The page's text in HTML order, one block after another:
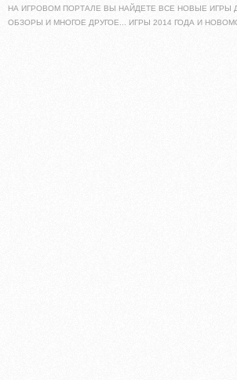
НА ИГРОВОМ ПОРТАЛЕ ВЫ НАЙДЕТЕ ВСЕ НОВЫЕ ИГРЫ
ОБЗОРЫ И МНОГОЕ ДРУГОЕ... ИГРЫ 2014 ГОДА И